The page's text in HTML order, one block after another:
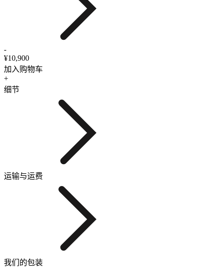
-
¥10,900
加入购物车
+
细节
运输与运费
我们的包装